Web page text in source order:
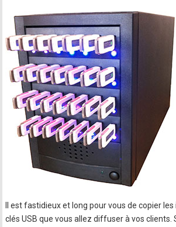
Il est fastidieux et long pour vous de copier
clés USB que vous allez diffuser à vos clients.